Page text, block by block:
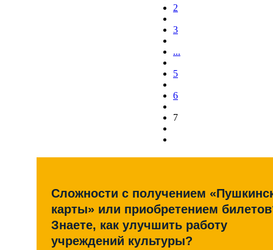
2
3
...
5
6
7
Сложности с получением
карты» или приобретением
Знаете, как улучшить работу
учреждений культуры?